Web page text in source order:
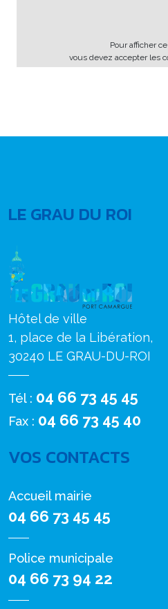
Pour afficher
vous devez accepter les
LE GRAU DU ROI
Hôtel de ville
1, place de la Libération,
30240 LE GRAU-DU-ROI
Tél : 04 66 73 45 45
Fax : 04 66 73 45 40
VOS CONTACTS
Accueil mairie
04 66 73 45 45
Police municipale
04 66 73 94 22